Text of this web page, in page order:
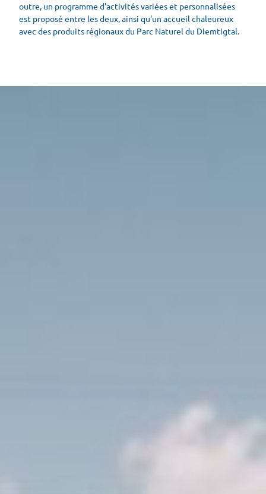
outre, un programme d'activités variées et personnalisées
est proposé entre les deux, ainsi qu'un accueil chaleureux
avec des produits régionaux du Parc Naturel du Diemtigtal.